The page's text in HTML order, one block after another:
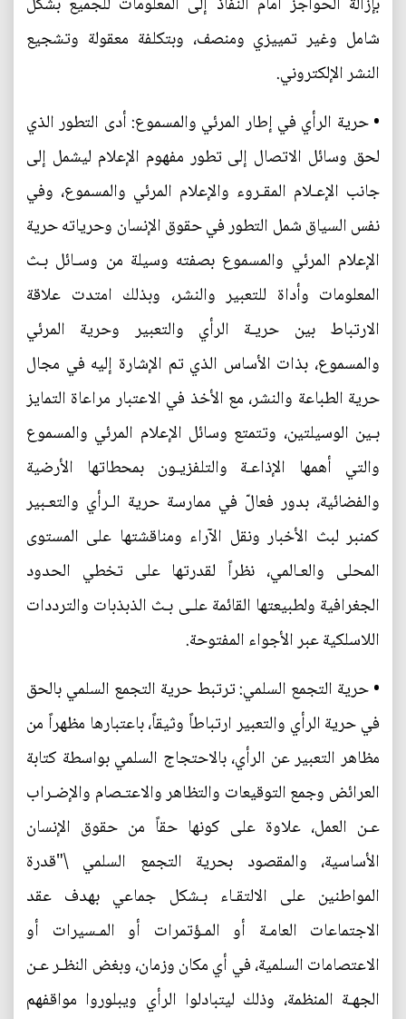
شامل وغير تمييزي ومنصف، وبتكلفة معقولة وتشجيع
النشر الإلكتروني.
• حرية الرأي في إطار المرئي والمسموع: أدى التطور الذي
لحق وسائل الاتصال إلى تطور مفهوم الإعلام ليشمل إلى
جانب الإعـلام المقـروء والإعلام المرئي والمسموع، وفي
نفس السياق شمل التطور في حقوق الإنسان وحرياته حرية
الإعلام المرئي والمسموع بصفته وسيلة من وسـائل بـث
المعلومات وأداة للتعبير والنشر، وبذلك امتدت علاقة
الارتباط بين حريـة الرأي والتعبير وحرية المرئي
والمسموع، بذات الأساس الذي تم الإشارة إليه في مجال
حرية الطباعة والنشر، مع الأخذ في الاعتبار مراعاة التمايز
بـين الوسيلتين، وتتمتع وسائل الإعلام المرئي والمسموع
والتي أهمها الإذاعـة والتلفزيـون بمحطاتها الأرضية
والفضائية، بدور فعالّ في ممارسة حرية الـرأي والتعـبير
كمنبر لبث الأخبار ونقل الآراء ومناقشتها على المستوى
المحلى والعـالمي، نظراً لقدرتها على تخطي الحدود
الجغرافية ولطبيعتها القائمة علـى بـث الذبذبات والترددات
اللاسلكية عبر الأجواء المفتوحة.
• حرية التجمع السلمي: ترتبط حرية التجمع السلمي بالحق
في حرية الرأي والتعبير ارتباطاً وثيقاً، باعتبارها مظهراً من
مظاهر التعبير عن الرأي، بالاحتجاج السلمي بواسطة كتابة
العرائض وجمع التوقيعات والتظاهر والاعتـصام والإضـراب
عـن العمل، علاوة على كونها حقاً من حقوق الإنسان
الأساسية، والمقصود بحرية التجمع السلمي \"قدرة
المواطنين على الالتقـاء بـشكل جماعي بهدف عقد
الاجتماعات العامـة أو المـؤتمرات أو المـسيرات أو
الاعتصامات السلمية، في أي مكان وزمان، وبغض النظـر عـن
الجهـة المنظمة، وذلك ليتبادلوا الرأي ويبلوروا مواقفهم